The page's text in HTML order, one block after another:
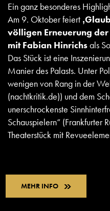
Ein ganz besonderes
Am 9. Oktober feiert
völligen Erneuerung der
mit Fabian Hinrichsals
Das Stück ist eine
Manier des Palasts. Unter
wenigen von Rang in der
(nachtkritik.de)) und dem
unerschrockenste
Schauspielern“ (Frankfurter
Theaterstück mit
MEHR INFO